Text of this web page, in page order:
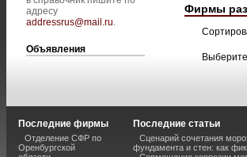
адресу
addressrus@mail.ru.
Объявления
Фирмы
Последние фирмы
Отделение СФР по
Оренбургской
Последние статьи
Сценарий сочетания
фундамента и стен: как